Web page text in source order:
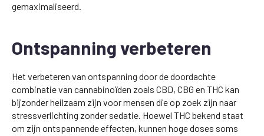
gemaximaliseerd.
Ontspanning verbeteren
Het verbeteren van ontspanning door de doordachte
combinatie van cannabinoïden zoals CBD, CBG en THC kan
bijzonder heilzaam zijn voor mensen die op zoek zijn naar
stressverlichting zonder sedatie. Hoewel THC bekend staat
om zijn ontspannende effecten, kunnen hoge doses soms